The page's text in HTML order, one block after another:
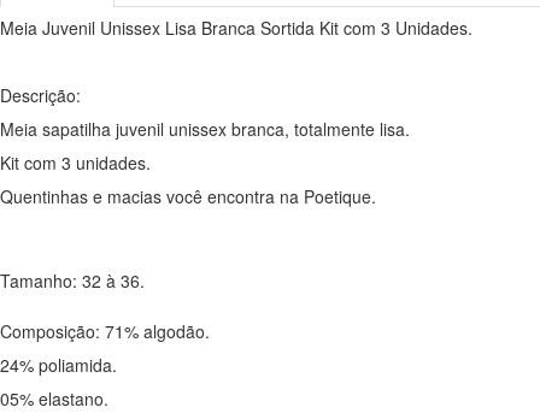
Meia Juvenil Unissex Lisa Branca Sortida Kit com 3 Unidades.
Descrição:
Meia sapatilha juvenil unissex branca, totalmente lisa.
Kit com 3 unidades.
Quentinhas e macias você encontra na Poetique.
Tamanho: 32 à 36.
Composição: 71% algodão.
24% poliamida.
05% elastano.